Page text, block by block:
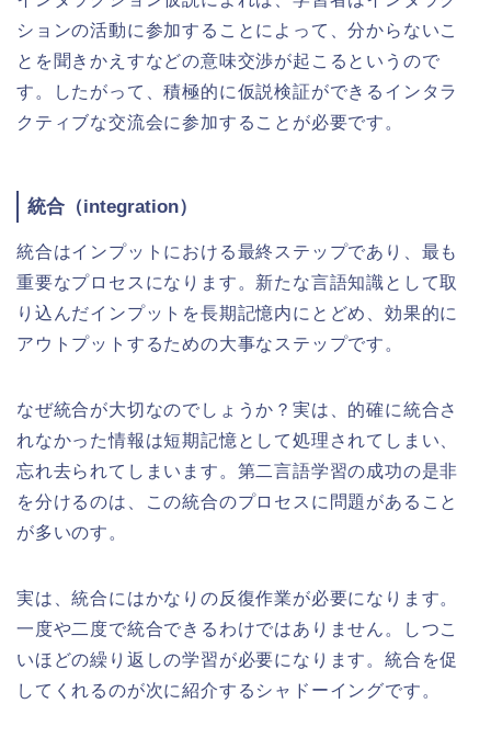
ションの活動に参加することによって、分からないこ
とを聞きかえすなどの意味交渉が起こるというので
す。したがって、積極的に仮説検証ができるインタラ
クティブな交流会に参加することが必要です。
統合（integration）
統合はインプットにおける最終ステップであり、最も
重要なプロセスになります。新たな言語知識として取
り込んだインプットを長期記憶内にとどめ、効果的に
アウトプットするための大事なステップです。
なぜ統合が大切なのでしょうか？実は、的確に統合さ
れなかった情報は短期記憶として処理されてしまい、
忘れ去られてしまいます。第二言語学習の成功の是非
を分けるのは、この統合のプロセスに問題があること
が多いのす。
実は、統合にはかなりの反復作業が必要になります。
一度や二度で統合できるわけではありません。しつこ
いほどの繰り返しの学習が必要になります。統合を促
してくれるのが次に紹介するシャドーイングです。